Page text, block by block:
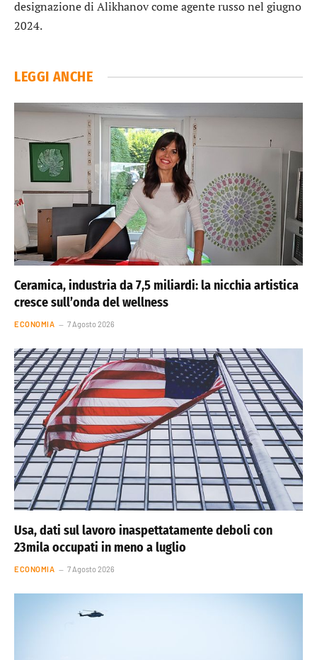
designazione di Alikhanov come agente russo nel giugno
2024.
LEGGI ANCHE
Ceramica, industria da 7,5 miliardi: la nicchia artistica
cresce sull’onda del wellness
ECONOMIA 7 Agosto 2026
Usa, dati sul lavoro inaspettatamente deboli con
23mila occupati in meno a luglio
ECONOMIA 7 Agosto 2026